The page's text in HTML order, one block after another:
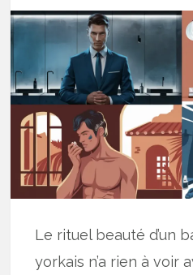
Le rituel beauté d’un
yorkais n’a rien à voir